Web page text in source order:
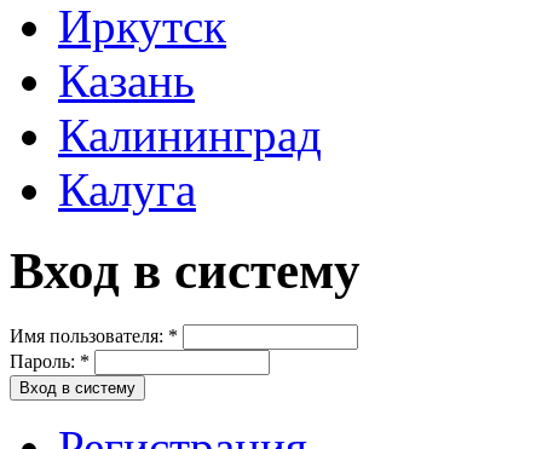
Иркутск
Казань
Калининград
Калуга
Вход в систему
Имя пользователя: *
Пароль: *